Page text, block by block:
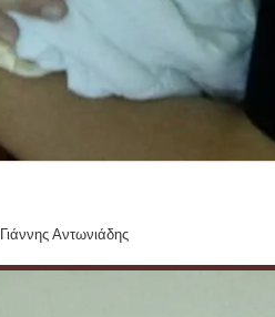
Γιάννης Αντωνιάδης